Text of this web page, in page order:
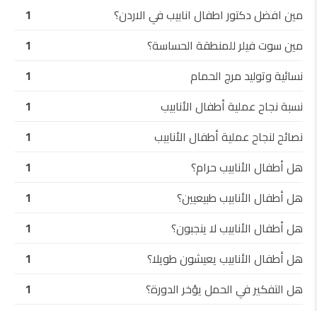
مين افضل دكتور اطفال انابيب في الاردن؟
1
مين سوت فيلر للمنطقة الحساسة؟
1
نسائية وتوليد مرج الحمام
1
نسبة نجاح عملية أطفال الأنابيب
1
نصائح لنجاح عملية أطفال الأنابيب
1
هل أطفال الأنابيب حرام؟
1
هل أطفال الأنابيب طبيعيين؟
1
هل أطفال الأنابيب لا ينجبون؟
1
هل أطفال الأنابيب يعيشون طويلا؟
1
هل التفكير في الحمل يؤخر الدورة؟
1